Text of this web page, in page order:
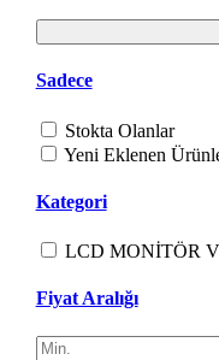
Sadece
Stokta Olanlar
Yeni Eklenen
Kategori
LCD MONİTÖR
Fiyat Aralığı